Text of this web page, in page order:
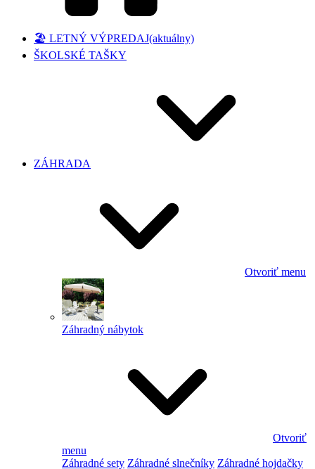
🏖️ LETNÝ VÝPREDAJ(aktuálny)
ŠKOLSKÉ TAŠKY
ZÁHRADA
Otvoriť menu
Záhradný nábytok
Otvoriť
menu
Záhradné sety Záhradné slnečníky Záhradné hojdačky